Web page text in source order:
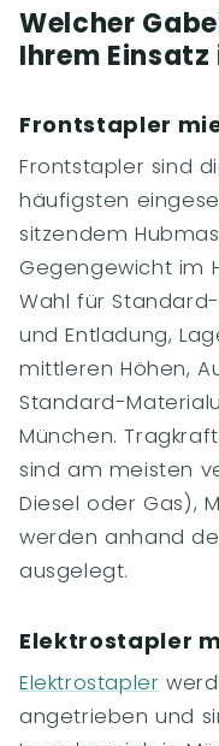
Welcher
Ihrem
Frontstapler
Frontstapler sind
häufigsten
sitzendem
Gegengewicht im
Wahl für
und Entladung,
mittleren Höhen,
Standard-
München.
sind am meisten
Diesel oder Gas),
werden anhand
ausgelegt.
Elektrostapler
Elektrostapler
angetrieben und